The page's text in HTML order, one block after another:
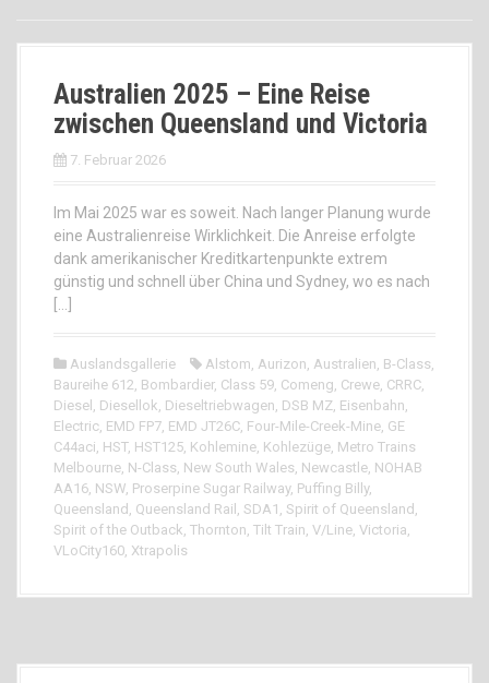
Australien 2025 – Eine Reise
zwischen Queensland und Victoria
7. Februar 2026
Im Mai 2025 war es soweit. Nach langer Planung wurde
eine Australienreise Wirklichkeit. Die Anreise erfolgte
dank amerikanischer Kreditkartenpunkte extrem
günstig und schnell über China und Sydney, wo es nach
Auslandsgallerie Alstom, Aurizon, Australien, B-Class,
Baureihe 612, Bombardier, Class 59, Comeng, Crewe, CRRC,
Diesel , Diesellok, Dieseltriebwagen, DSB MZ, Eisenbahn,
Electric, EMD FP7, EMD JT26C, Four-Mile-Creek-Mine, GE
C44aci, HST, HST125, Kohlemine, Kohlezüge, Metro Trains
Melbourne, N-Class, New South Wales, Newcastle, NOHAB
AA16, NSW, Proserpine Sugar Railway, Puffing Billy,
Queensland , Queensland Rail , SDA1 , Spirit of Queensland ,
Spirit of the Outback, Thornton, Tilt Train, V/Line, Victoria,
VLoCity160, Xtrapolis